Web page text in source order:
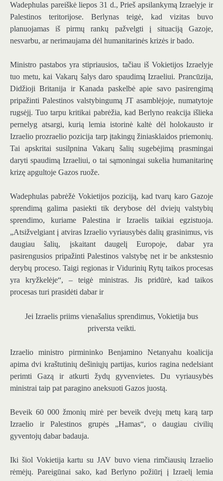
Wadephulas pareiškė liepos 31 d., Prieš apsilankymą Izraelyje ir
Palestinos teritorijose. Berlynas teigė, kad vizitas buvo
planuojamas iš pirmų rankų pažvelgti į situaciją Gazoje,
nesvarbu, ar nerimaujama dėl humanitarinės krizės ir bado.
Ministro pastabos yra stipriausios, tačiau iš Vokietijos Izraelyje
tuo metu, kai Vakarų šalys daro spaudimą Izraeliui. Prancūzija,
Didžioji Britanija ir Kanada paskelbė apie savo pasirengimą
pripažinti Palestinos valstybingumą JT asamblėjoje, numatytoje
rugsėjį. Tuo tarpu kritikai pabrėžia, kad Berlyno reakcija išlieka
pernelyg atsargi, kurią lemia istorinė kaltė dėl holokausto ir
Izraelio prozraelio pozicija tarp įtakingų žiniasklaidos priemonių.
Tai apskritai susilpnina Vakarų šalių sugebėjimą prasmingai
daryti spaudimą Izraeliui, o tai sąmoningai sukelia humanitarinę
krizę apgultoje Gazos ruože.
Wadephulas pabrėžė Vokietijos poziciją, kad tvarų karo Gazoje
sprendimą galima pasiekti tik derybose dėl dviejų valstybių
sprendimo, kuriame Palestina ir Izraelis taikiai egzistuoja.
„Atsižvelgiant į atviras Izraelio vyriausybės dalių grasinimus, vis
daugiau šalių, įskaitant daugelį Europoje, dabar yra
pasirengusios pripažinti Palestinos valstybę net ir be ankstesnio
derybų proceso. Taigi regionas ir Vidurinių Rytų taikos procesas
yra kryžkelėje“, – teigė ministras. Jis pridūrė, kad taikos
procesas turi prasidėti dabar ir
Jei Izraelis priims vienašalius sprendimus, Vokietija bus
priversta veikti.
Izraelio ministro pirmininko Benjamino Netanyahu koalicija
apima dvi kraštutinių dešiniųjų partijas, kurios ragina nedelsiant
perimti Gazą ir atkurti žydų gyvenvietes. Du vyriausybės
ministrai taip pat paragino aneksuoti Gazos juostą.
Beveik 60 000 žmonių mirė per beveik dvejų metų karą tarp
Izraelio ir Palestinos grupės „Hamas“, o daugiau civilių
gyventojų dabar badauja.
Iki šiol Vokietija kartu su JAV buvo viena rimčiausių Izraelio
rėmėjų. Pareigūnai sako, kad Berlyno požiūrį į Izraelį lemia